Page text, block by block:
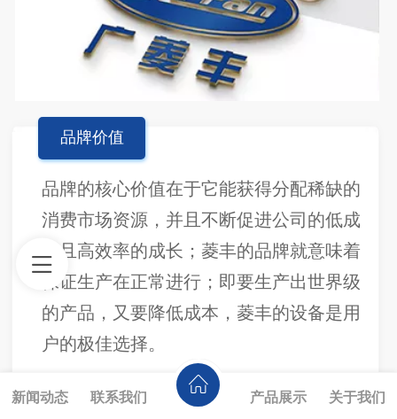
品牌的核心价值在于它能获得分配稀缺的
消费市场资源，并且不断促进公司的低成
本且高效率的成长；菱丰的品牌就意味着
保证生产在正常进行；即要生产出世界级
的产品，又要降低成本，菱丰的设备是用
户的极佳选择。
品牌价值
新闻动态 联系我们 产品展示 关于我们